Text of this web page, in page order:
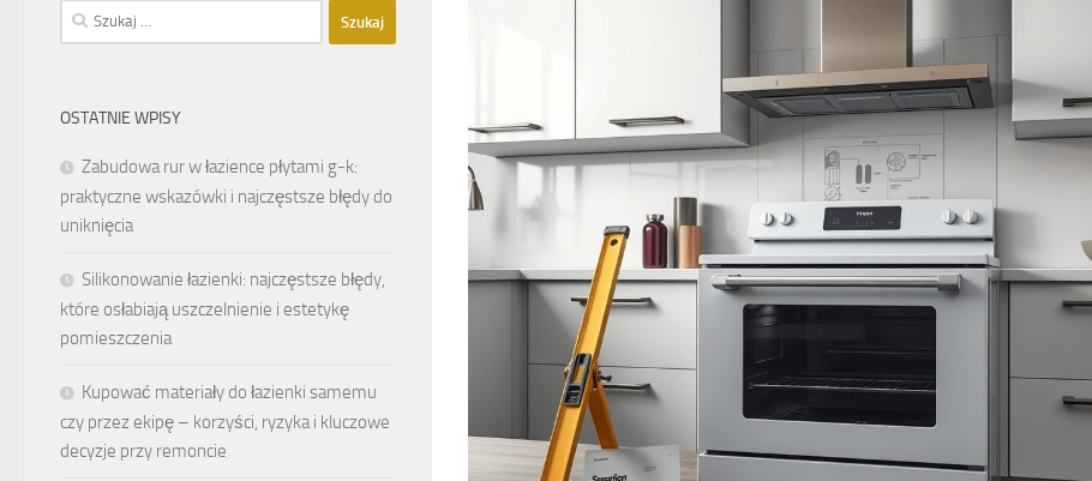
Szukaj:
OSTATNIE WPISY
Zabudowa rur w łazience płytami g-k:
praktyczne wskazówki i najczęstsze błędy do
uniknięcia
Silikonowanie łazienki: najczęstsze błędy,
które osłabiają uszczelnienie i estetykę
pomieszczenia
Kupować materiały do łazienki samemu
czy przez ekipę – korzyści, ryzyka i kluczowe
decyzje przy remoncie